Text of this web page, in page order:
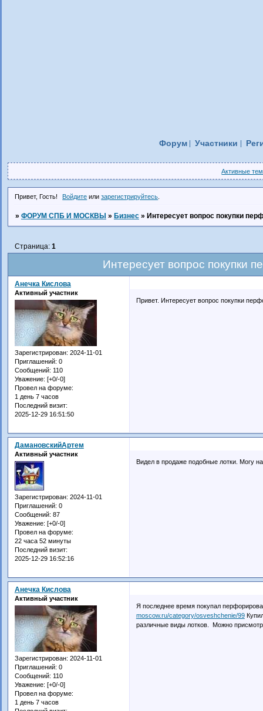
Форум Участники
Активные
Привет, Гость! Войдите илизарегистрируйтесь
» ФОРУМ СПБ И МОСКВЫ » Бизнес » Интересует вопрос покупки
Интересует вопрос покупки
Страница: 1
Анечка Кислова
Активный участник
Зарегистрирован: 2024-11-01
Приглашений: 0
Сообщений: 110
Уважение: [+0/-0]
Провел на форуме:
1 день 7 часов
Последний визит:
2025-12-29 16:51:50
Привет. Интересует вопрос покупки
ДамановскийАртем
Активный участник
Зарегистрирован: 2024-11-01
Приглашений: 0
Сообщений: 87
Уважение: [+0/-0]
Провел на форуме:
22 часа 52 минуты
Последний визит:
2025-12-29 16:52:16
Видел в продаже подобные лотки. Могу
Анечка Кислова
Активный участник
Зарегистрирован: 2024-11-01
Приглашений: 0
Сообщений: 110
Уважение: [+0/-0]
Провел на форуме:
1 день 7 часов
Я последнее время покупал
moscow.ru/category/osveshchenie/99
различные виды лотков. Можно